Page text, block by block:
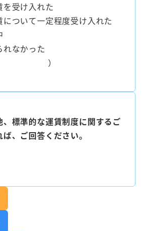
受け入れた
ついて一定程度受け入れた
なかった
（ ）
、標準的な運賃制度に関するご
、ご回答ください。